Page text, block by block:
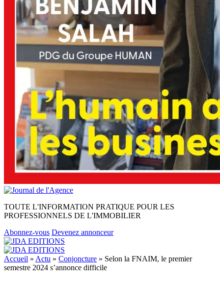
TOUTE L'INFORMATION PRATIQUE POUR LES
PROFESSIONNELS DE L'IMMOBILIER
Abonnez-vous Devenez annonceur
Accueil » Actu » Conjoncture » Selon la FNAIM, le premier
semestre 2024 s’annonce difficile